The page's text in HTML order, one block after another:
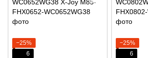
−25%
6
−25%
6